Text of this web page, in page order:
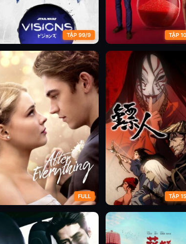
TẬP 99/9
Chiến Tranh Giữa Các Vì Sao:
Tầm Nhìn (Phần 2)
TẬP
Tối Hậu Thư: Cưới Hay
(Phần 2)
FULL
Sau Tất Cả
TẬP
Tiêu Nhân (Phần 1)